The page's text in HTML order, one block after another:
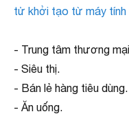
tử khởi tạo từ máy tính
- Trung tâm thương
- Siêu thị.
- Bán lẻ hàng tiêu dùng.
- Ăn uống.